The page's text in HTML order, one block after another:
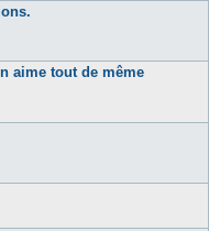
aime tout de même